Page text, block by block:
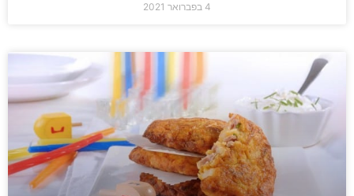
4 בפברואר 2021